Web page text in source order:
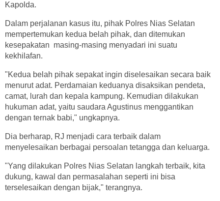
Kapolda.
Dalam perjalanan kasus itu, pihak Polres Nias Selatan
mempertemukan kedua belah pihak, dan ditemukan
kesepakatan masing-masing menyadari ini suatu
kekhilafan.
"Kedua belah pihak sepakat ingin diselesaikan secara baik
menurut adat. Perdamaian keduanya disaksikan pendeta,
camat, lurah dan kepala kampung. Kemudian dilakukan
hukuman adat, yaitu saudara Agustinus menggantikan
dengan ternak babi," ungkapnya.
Dia berharap, RJ menjadi cara terbaik dalam
menyelesaikan berbagai persoalan tetangga dan keluarga.
"Yang dilakukan Polres Nias Selatan langkah terbaik, kita
dukung, kawal dan permasalahan seperti ini bisa
terselesaikan dengan bijak," terangnya.